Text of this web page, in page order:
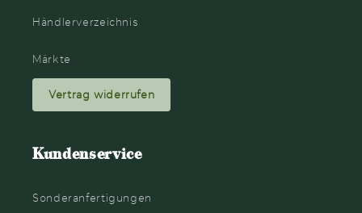
Händlerverzeichnis
Märkte
Vertrag widerrufen
Kundenservice
Sonderanfertigungen